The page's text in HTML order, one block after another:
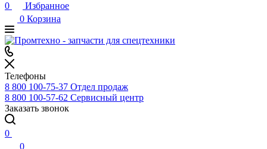
0
Избранное
0 Корзина
Телефоны
8 800 100-75-37 Отдел продаж
8 800 100-57-62 Сервисный центр
Заказать звонок
0
0